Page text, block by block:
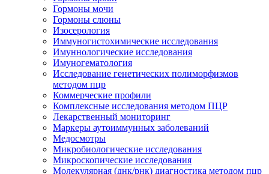
Гормоны мочи
Гормоны слюны
Изосерология
Иммуногистохимические исследования
Имуннологические исследования
Имуногематология
Исследование генетических полиморфизмов
методом пцр
Коммерческие профили
Комплексные исследования методом ПЦР
Лекарственный мониторинг
Маркеры аутоиммунных заболеваний
Медосмотры
Микробиологические исследования
Микроскопические исследования
Молекулярная (днк/рнк) диагностика методом пцр